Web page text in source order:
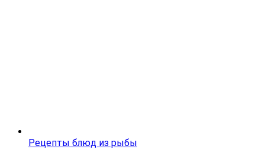
Рецепты блюд из рыбы